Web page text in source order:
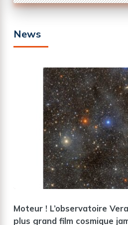
News
Moteur ! L’observatoire
plus grand film cosmique